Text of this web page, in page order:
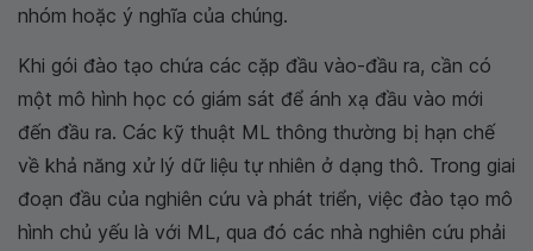
nhóm hoặc ý nghĩa của chúng.
Khi gói đào tạo chứa các cặp đầu vào-đầu ra, cần có
một mô hình học có giám sát để ánh xạ đầu vào mới
đến đầu ra. Các kỹ thuật ML thông thường bị hạn chế
về khả năng xử lý dữ liệu tự nhiên ở dạng thô. Trong giai
đoạn đầu của nghiên cứu và phát triển, việc đào tạo mô
hình chủ yếu là với ML, qua đó các nhà nghiên cứu phải